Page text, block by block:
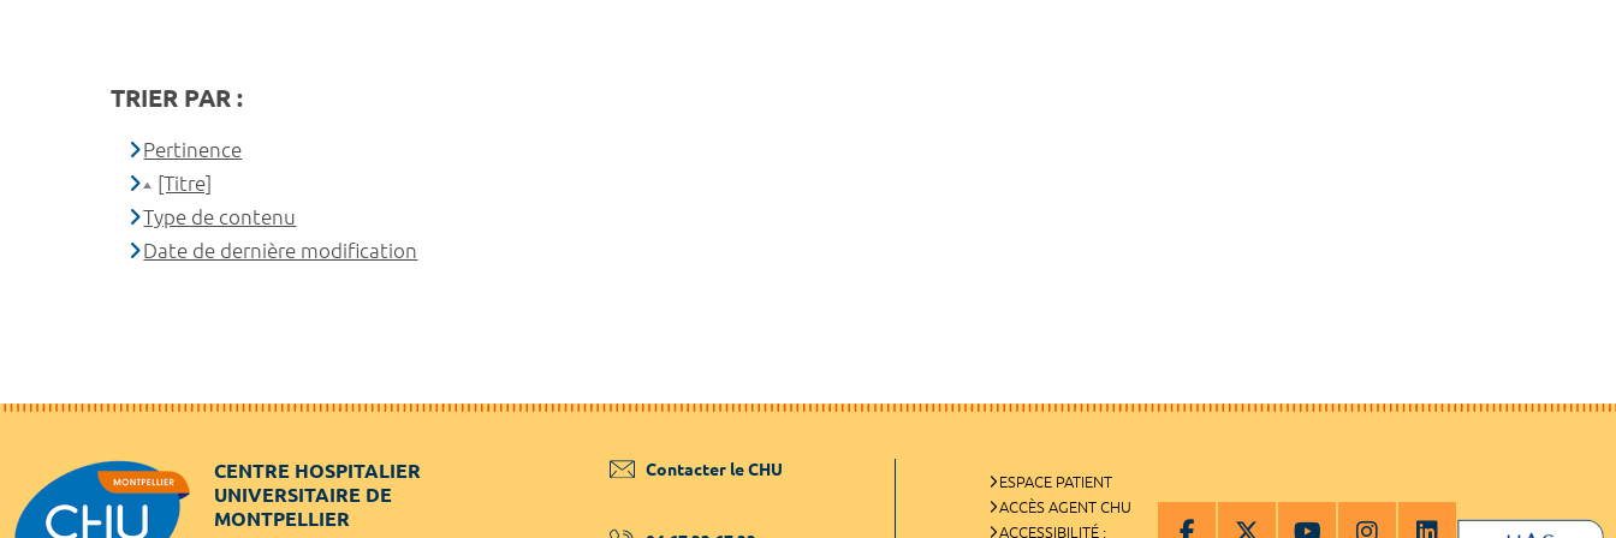
TRIER PAR :
Pertinence
[Titre]
Type de contenu
Date de dernière modification
CENTRE HOSPITALIER
UNIVERSITAIRE DE
MONTPELLIER
Contacter le CHU
ESPACE PATIENT
ACCÈS AGENT CHU
ACCESSIBILITÉ :